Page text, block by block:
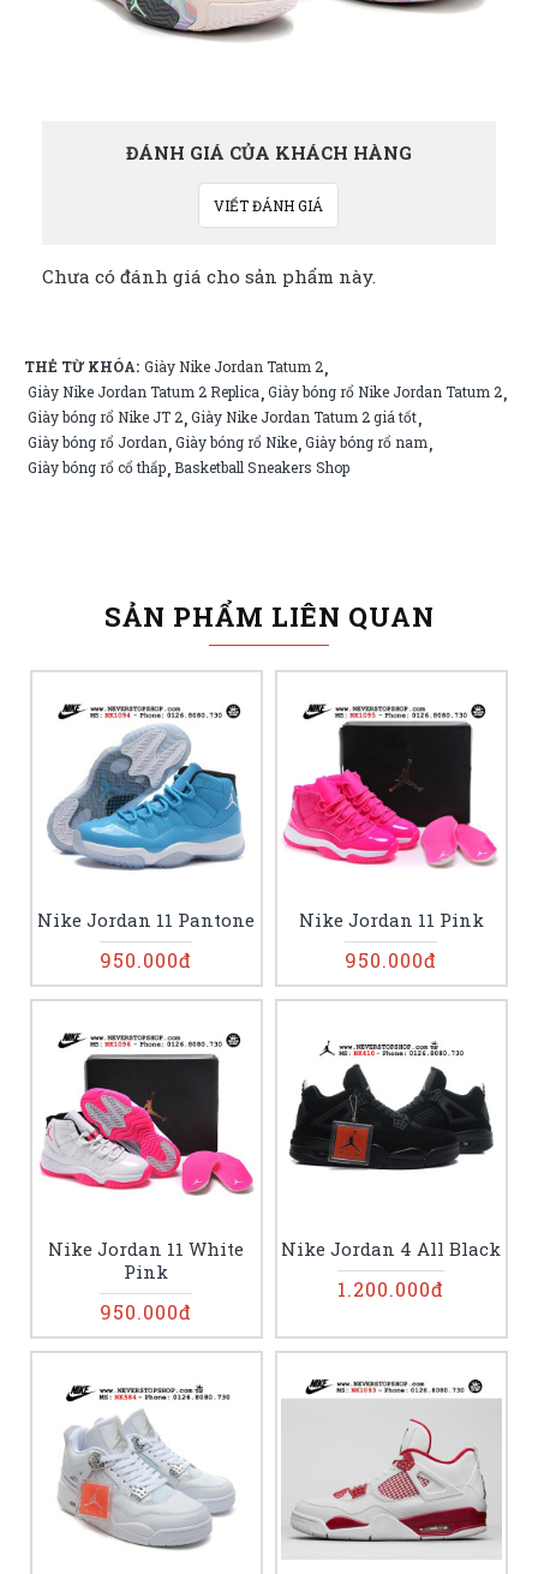
ĐÁNH GIÁ CỦA KHÁCH HÀNG
VIẾT ĐÁNH GIÁ
Chưa có đánh giá cho sản phẩm này.
THẺ TỪ KHÓA: Giày Nike Jordan Tatum 2,
Giày Nike Jordan Tatum 2 Replica,Giày bóng rổ Nike Jordan Tatum 2,
Giày bóng rổ Nike JT 2,Giày Nike Jordan Tatum 2 giá tốt,
Giày bóng rổ Jordan,Giày bóng rổ Nike,Giày bóng rổ nam,
Giày bóng rổ cổ thấp,Basketball Sneakers Shop
SẢN PHẨM LIÊN QUAN
Nike Jordan 11 Pantone
950.000đ
Nike Jordan 11 Pink
950.000đ
Nike Jordan 11 White
Pink
950.000đ
Nike Jordan 4 All Black
1.200.000đ